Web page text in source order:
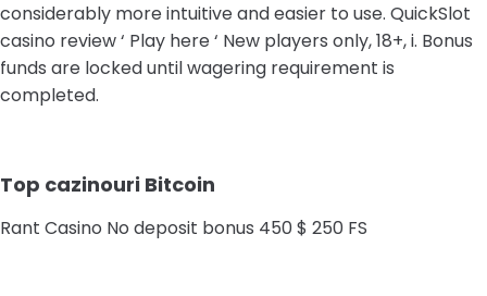
considerably more intuitive and easier to use. QuickSlot
casino review ‘ Play here ‘ New players only, 18+, i. Bonus
funds are locked until wagering requirement is
completed.
Top cazinouri Bitcoin
Rant Casino No deposit bonus 450 $ 250 FS